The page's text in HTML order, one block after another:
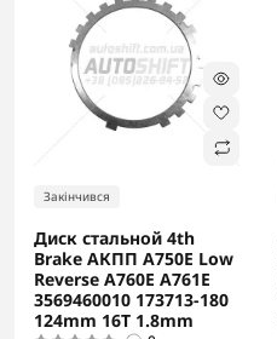
Закінчився
Диск стальной 4th
Brake АКПП A750E Low
Reverse A760E A761E
3569460010 173713-180
124mm 16T 1.8mm